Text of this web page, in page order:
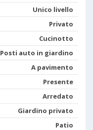
Unico livello
Privato
Cucinotto
Posti auto in giardino
A pavimento
Presente
Arredato
Giardino privato
Patio